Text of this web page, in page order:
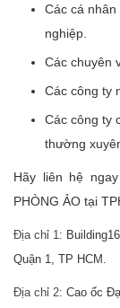
Các cá
nghiệp.
Các chuyên
Các công ty
Các công ty
thường
Hãy liên hệ
PHÒNG ẢO tại
Địa chỉ 1 :
Quận 1, TP HCM.
Địa chỉ 2: Cao ốc